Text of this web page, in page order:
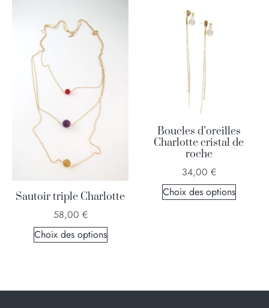
Sautoir triple Charlotte
58,00 €
Choix des options
Boucles d’oreilles
Charlotte cristal de
roche
34,00 €
Choix des options